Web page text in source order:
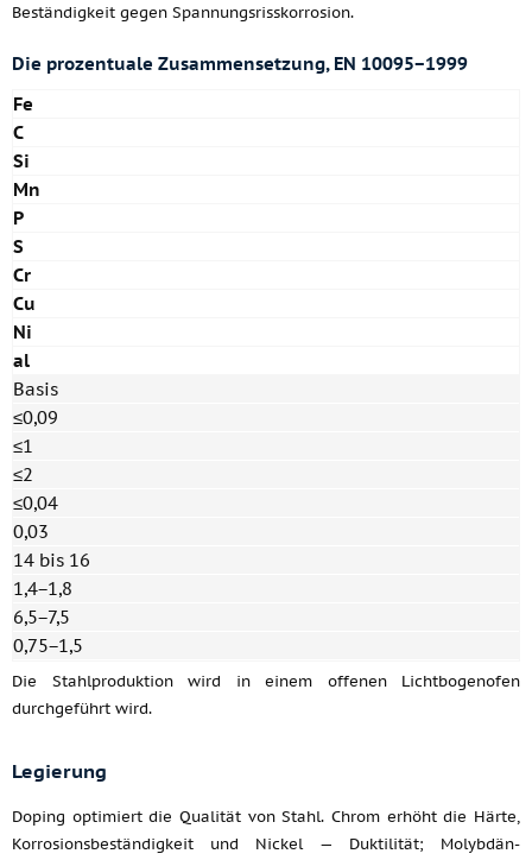
Beständigkeit gegen Spannungsrisskorrosion.
Die prozentuale Zusammensetzung, EN 10095−1999
Fe
C
Si
Mn
P
S
Cr
Cu
Ni
al
Basis
≤0,09
≤1
≤2
≤0,04
0,03
14 bis 16
1,4−1,8
6,5−7,5
0,75−1,5
Die Stahlproduktion wird in einem offenen Lichtbogenofen
durchgeführt wird.
Legierung
Doping optimiert die Qualität von Stahl. Chrom erhöht die Härte,
Korrosionsbeständigkeit und Nickel — Duktilität; Molybdän-